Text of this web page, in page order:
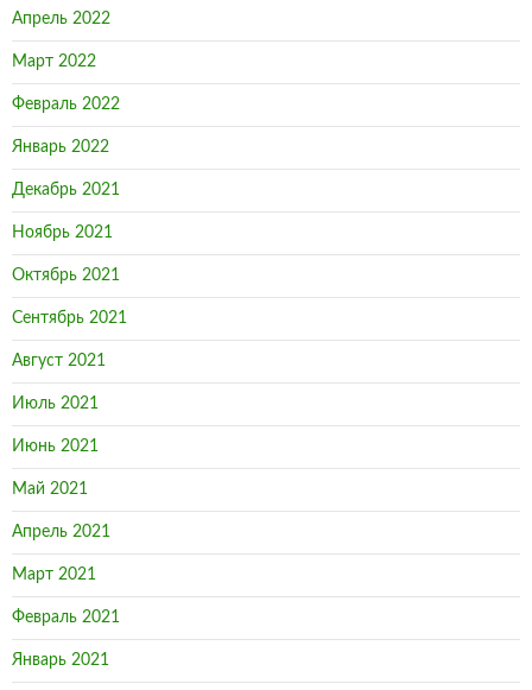
Апрель 2022
Март 2022
Февраль 2022
Январь 2022
Декабрь 2021
Ноябрь 2021
Октябрь 2021
Сентябрь 2021
Август 2021
Июль 2021
Июнь 2021
Май 2021
Апрель 2021
Март 2021
Февраль 2021
Январь 2021